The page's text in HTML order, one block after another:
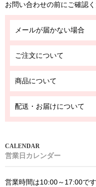
お問い合わせの前にご確認
メールが届かない場合
ご注文について
商品について
配送・お届けについて
営業日カレンダー
営業時間は10:00～17:00です